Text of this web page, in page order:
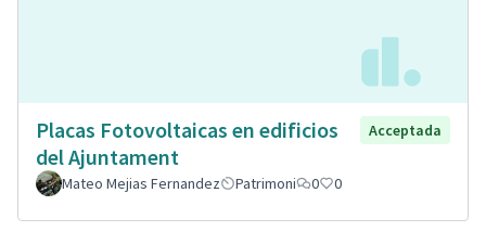
Placas Fotovoltaicas en edificios
del Ajuntament
Acceptada
Mateo Mejias Fernandez Patrimoni 0 0